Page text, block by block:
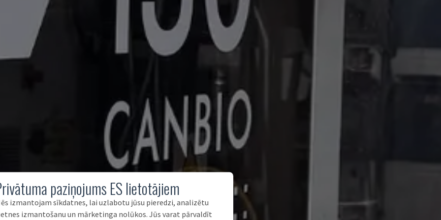
paziņojums ES lietotājiem
izmantojam sīkdatnes, lai uzlabotu jūsu pieredzi, analizētu
izmantošanu un mārketinga nolūkos. Jūs varat pārvaldīt